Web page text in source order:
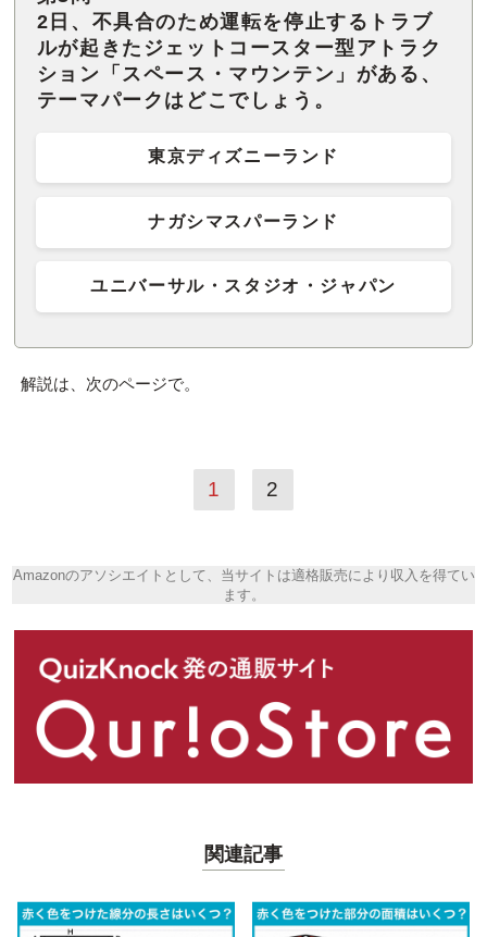
2日、不具合のため運転を停止するトラブ
ルが起きたジェットコースター型アトラク
ション「スペース・マウンテン」がある、
テーマパークはどこでしょう。
東京ディズニーランド
ナガシマスパーランド
ユニバーサル・スタジオ・ジャパン
解説は、次のページで。
1 2
Amazonのアソシエイトとして、当サイトは適格販売により収入を得てい
ます。
関連記事